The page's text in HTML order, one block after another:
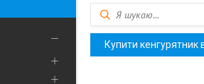
Купити кенгурятник